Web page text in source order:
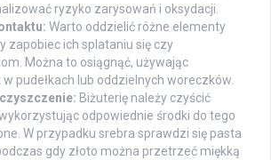
ryzyko zarysowań i oksydacji.
Warto oddzielić różne elementy
zapobiec ich splataniu się czy
Można to osiągnąć, używając
pudełkach lub oddzielnych woreczków.
Biżuterię należy czyścić
odpowiednie środki do tego
W przypadku srebra sprawdzi się pasta
gdy złoto można przetrzeć miękką